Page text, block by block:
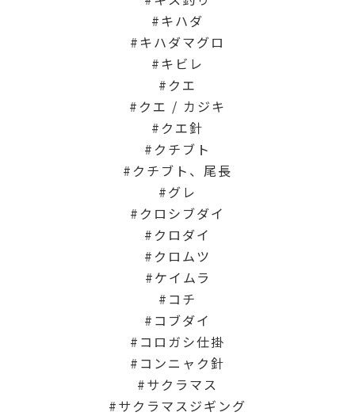
キハダ
キハダマグロ
キビレ
クエ
クエ / カジキ
クエ針
クチブト
クチブト、尾長
グレ
クロシブダイ
クロダイ
クロムツ
ケイムラ
コチ
コブダイ
コロガシ仕掛
コンニャク針
サクラマス
サクラマスジギング